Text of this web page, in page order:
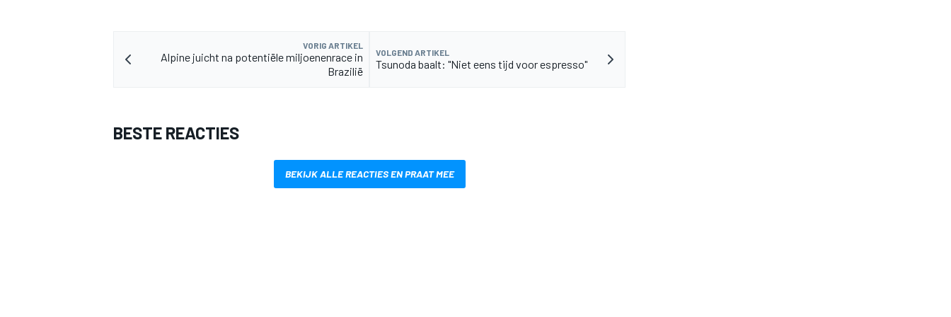
VORIG ARTIKEL
Alpine juicht na potentiële miljoenenrace in
Brazilië
VOLGEND ARTIKEL
Tsunoda baalt: "Niet eens tijd voor espresso"
BESTE REACTIES
BEKIJK ALLE REACTIES EN PRAAT MEE